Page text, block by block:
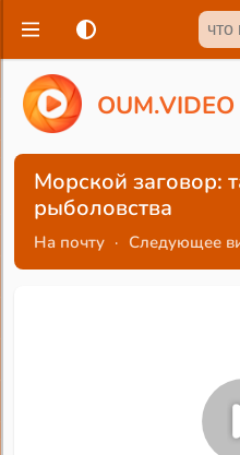
OUM.VIDEO
Морской заговор:
рыболовства
На почту · Следующее